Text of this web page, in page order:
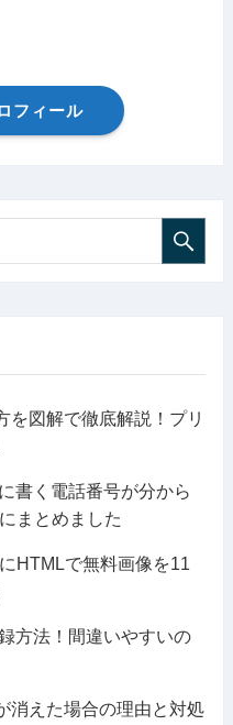
フィール
を図解で徹底解説！プリ
書く電話番号が分から
まとめました
HTMLで無料画像を11
方法！間違いやすいの
消えた場合の理由と対処